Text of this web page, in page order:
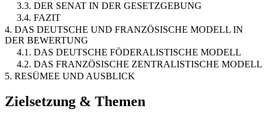
3.3. DER SENAT IN DER GESETZGEBUNG
3.4. FAZIT
4. DAS DEUTSCHE UND FRANZÖSISCHE MODELL IN
DER BEWERTUNG
4.1. DAS DEUTSCHE FÖDERALISTISCHE MODELL
4.2. DAS FRANZÖSISCHE ZENTRALISTISCHE MODELL
5. RESÜMEE UND AUSBLICK
Zielsetzung & Themen